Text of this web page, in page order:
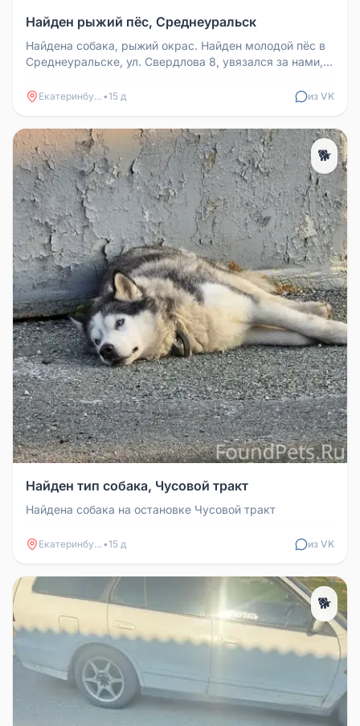
Найден рыжий пёс, Среднеуральск
Найдена собака, рыжий окрас. Найден молодой пёс в
Среднеуральске, ул. Свердлова 8, увязался за нами,
Екатеринбург •15 д из VK
🐕
Найден тип собака, Чусовой тракт
Найдена собака на остановке Чусовой тракт
Екатеринбург •15 д из VK
🐕